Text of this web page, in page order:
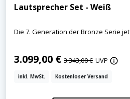
Lautsprecher Set - Weiß
Die 7. Generation der Bronze Serie
3.099,00 € 3.343,00 € UVP
inkl. MwSt. Kostenloser Versand